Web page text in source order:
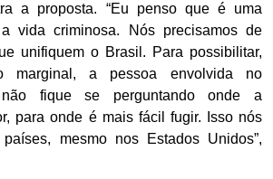
a proposta. “Eu penso que é uma
vida criminosa. Nós precisamos de
unifiquem o Brasil. Para possibilitar,
marginal, a pessoa envolvida no
não fique se perguntando onde a
para onde é mais fácil fugir. Isso nós
mesmo nos Estados Unidos”,